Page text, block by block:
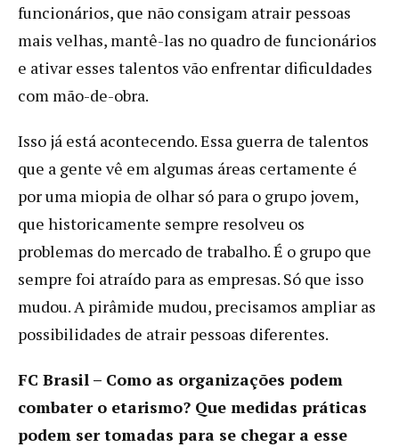
funcionários, que não consigam atrair pessoas
mais velhas, mantê-las no quadro de funcionários
e ativar esses talentos vão enfrentar dificuldades
com mão-de-obra.
Isso já está acontecendo. Essa guerra de talentos
que a gente vê em algumas áreas certamente é
por uma miopia de olhar só para o grupo jovem,
que historicamente sempre resolveu os
problemas do mercado de trabalho. É o grupo que
sempre foi atraído para as empresas. Só que isso
mudou. A pirâmide mudou, precisamos ampliar as
possibilidades de atrair pessoas diferentes.
FC Brasil – Como as organizações podem
combater o etarismo? Que medidas práticas
podem ser tomadas para se chegar a esse